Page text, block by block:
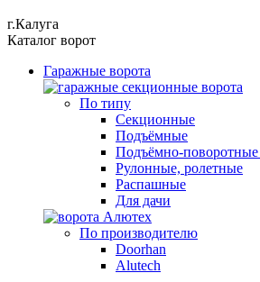
г.Калуга
Каталог ворот
Гаражные ворота
По типу
Секционные
Подъёмные
Подъёмно-поворотные
Рулонные, ролетные
Распашные
Для дачи
По производителю
Doorhan
Alutech